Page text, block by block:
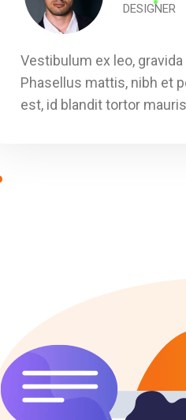
DESIGNER
Vestibulum ex leo,
Phasellus mattis, nibh et
est, id blandit tortor